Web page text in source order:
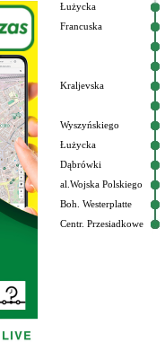
Łużycka
Francuska
Kraljevska
Wyszyńskiego
Łużycka
Dąbrówki
al.Wojska Polskiego
Boh. Westerplatte
Centr. Przesiadkowe